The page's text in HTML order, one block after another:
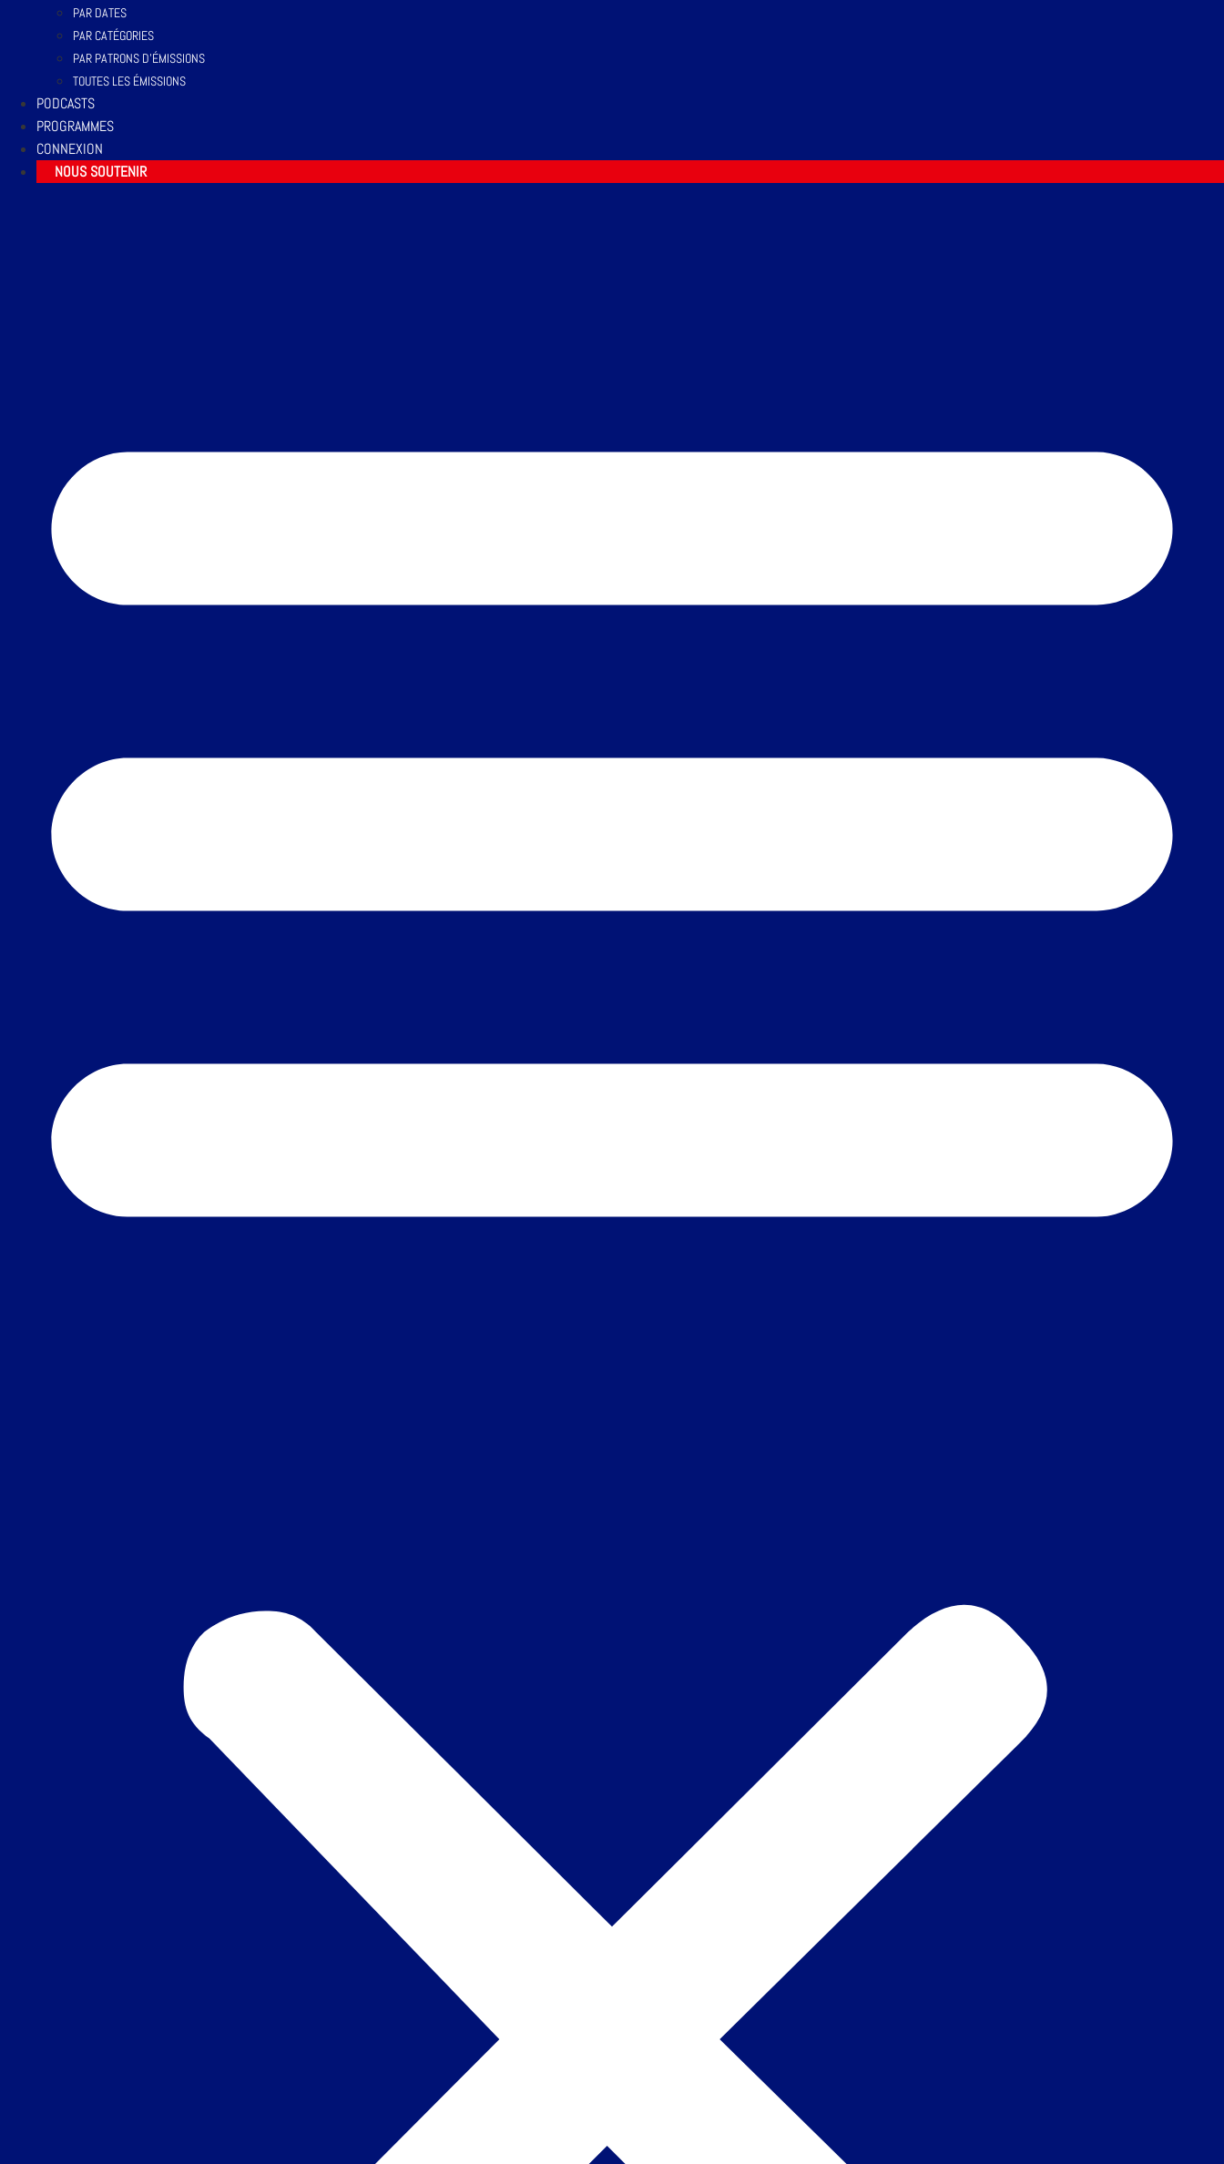
PAR DATES
PAR CATÉGORIES
PAR PATRONS D’ÉMISSIONS
TOUTES LES ÉMISSIONS
PODCASTS
PROGRAMMES
CONNEXION
NOUS SOUTENIR